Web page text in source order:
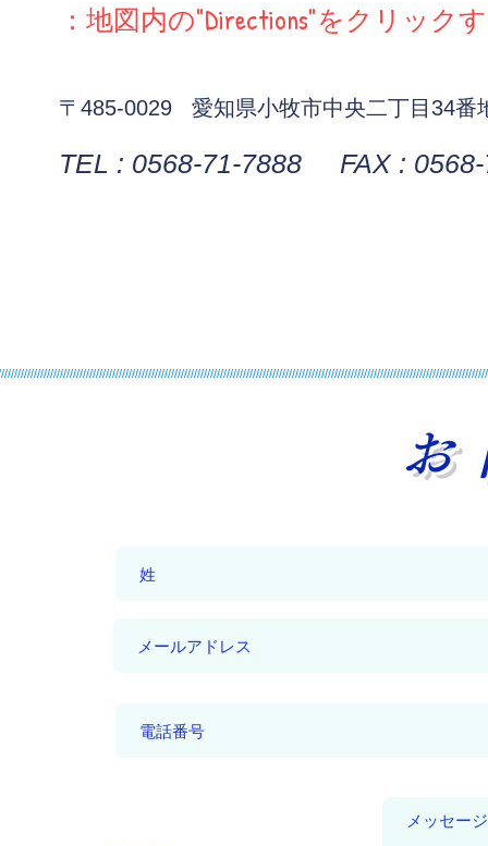
：地図内の"Directions"をクリック
〒485-0029 愛知県小牧市中央二丁目34番
TEL : 0568-71-7888 FAX : 0568-